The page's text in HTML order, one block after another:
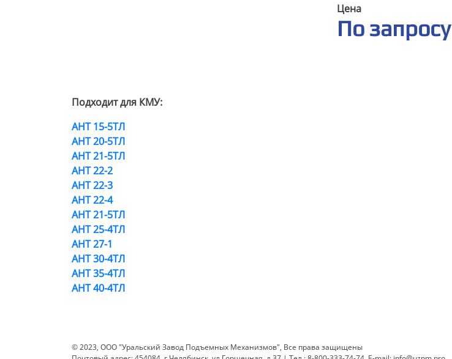
Цена
По запросу
Подходит для КМУ:
АНТ 15-5ТЛ
АНТ 20-5ТЛ
АНТ 21-5ТЛ
АНТ 22-2
АНТ 22-3
АНТ 22-4
АНТ 21-5ТЛ
АНТ 25-4ТЛ
АНТ 27-1
АНТ 30-4ТЛ
АНТ 35-4ТЛ
АНТ 40-4ТЛ
© 2023, ООО "Уральский Завод Подъемных Механизмов", Все права защищены